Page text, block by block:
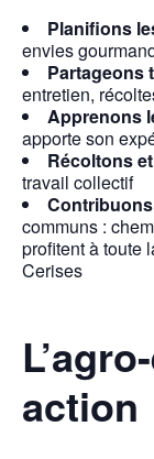
Planifions
envies
Partageons
entretien,
Apprenons
apporte son
Récoltons
travail collectif
Contribuons
communs :
profitent à toute
Cerises
action